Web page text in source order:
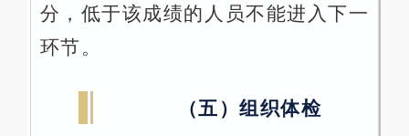
分，低于该成绩的人员不能进入下一
环节。
（五）组织体检